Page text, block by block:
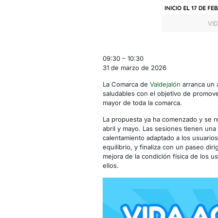
Vida
Activa
Lucena
de
Jalón
09:30 – 10:30
31 de marzo de 2026
La Comarca de Valdejalón arranca un
saludables con el objetivo de
mayor de toda la comarca.
La propuesta ya ha comenzado y se
abril y mayo. Las sesiones tienen
calentamiento adaptado a los
equilibrio, y finaliza con un paseo
mejora de la condición física de los
ellos.